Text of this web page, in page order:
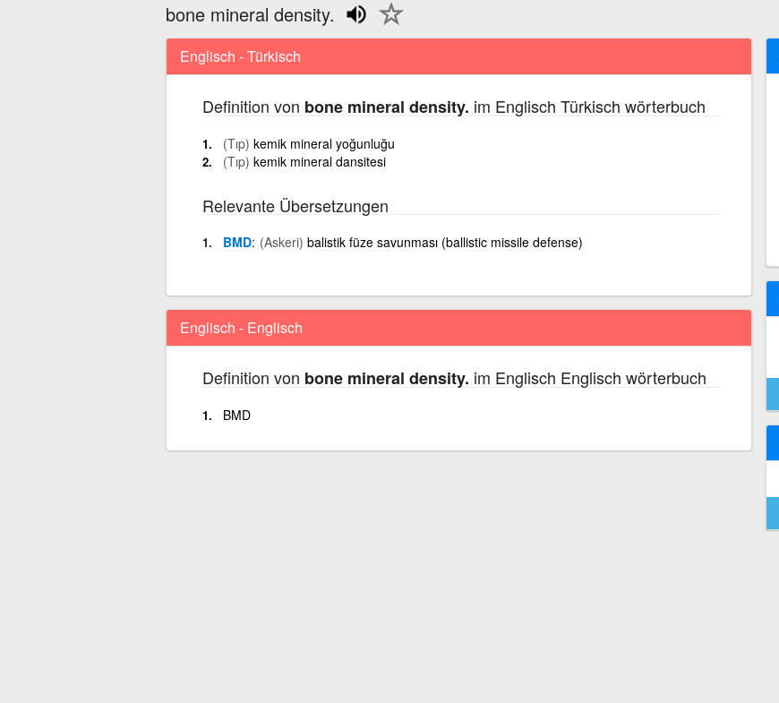
bone mineral density.
Englisch - Türkisch
Definition von bone mineral density. im Englisch Türkisch wörterbuch
(Tıp) kemik mineral yoğunluğu
(Tıp) kemik mineral dansitesi
Relevante Übersetzungen
BMD (Askeri) balistik füze savunması (ballistic missile defense)
Englisch - Englisch
Definition von bone mineral density. im Englisch Englisch wörterbuch
BMD